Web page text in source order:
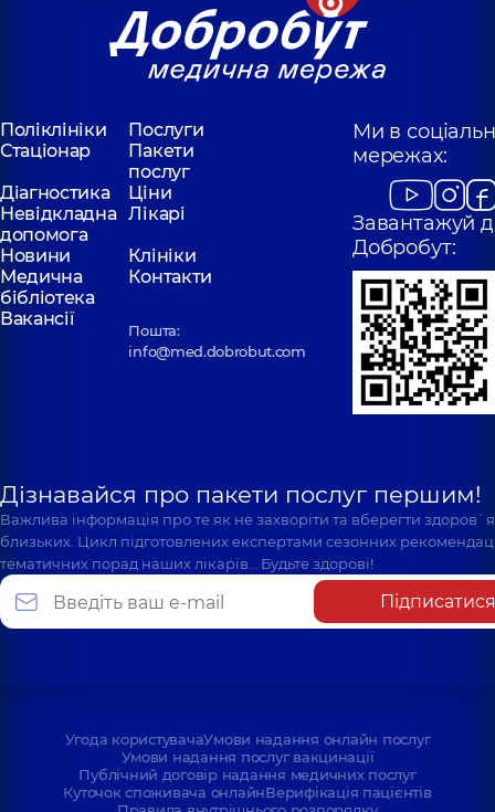
Поліклініки
Послуги
Стаціонар
Пакети
послуг
Діагностика
Ціни
Невідкладна
допомога
Лікарі
Новини
Клініки
Медична
бібліотека
Контакти
Вакансії
Пошта:
info@med.dobrobut.com
Ми в
мережах:
Завантажуй
Добробут:
Дізнавайся про пакети послуг першим!
Важлива інформація про те як не захворіти та вберегти
близьких. Цикл підготовлених експертами сезонних
тематичних порад наших лікарів… Будьте здорові!
Підписатися
Угода користувачаУмови надання онлайн послуг
Умови надання послуг вакцинації
Публічний договір надання медичних послуг
Куточок споживача онлайнВерифікація пацієнтів